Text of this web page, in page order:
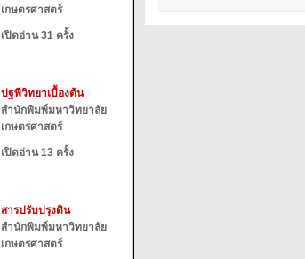
เกษตรศาสตร์
เปิดอ่าน 31 ครั้ง
ปฐพีวิทยาเบื้องต้น
สำนักพิมพ์มหาวิทยาลัย
เกษตรศาสตร์
เปิดอ่าน 13 ครั้ง
สารปรับปรุงดิน
สำนักพิมพ์มหาวิทยาลัย
เกษตรศาสตร์